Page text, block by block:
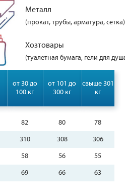
Металл
(прокат, трубы, арматура,
Хозтовары
(туалетная бумага, гели для
от 30 до
100 кг
от 101 до
300 кг
свыше 301
кг
82 80 78
310 308 306
58 56 55
69 66 63